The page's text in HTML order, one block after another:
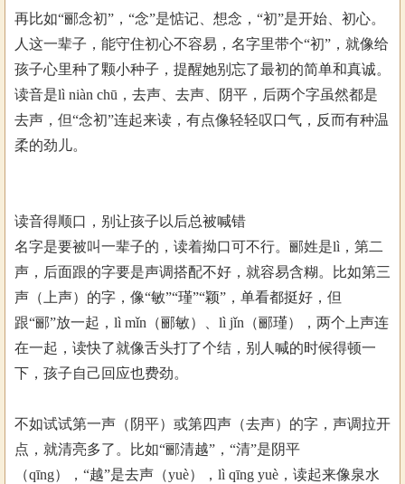
再比如“郦念初”，“念”是惦记、想念，“初”是开始、初心。
人这一辈子，能守住初心不容易，名字里带个“初”，就像给
孩子心里种了颗小种子，提醒她别忘了最初的简单和真诚。
读音是lì niàn chū，去声、去声、阴平，后两个字虽然都是
去声，但“念初”连起来读，有点像轻轻叹口气，反而有种温
柔的劲儿。
读音得顺口，别让孩子以后总被喊错
名字是要被叫一辈子的，读着拗口可不行。郦姓是lì，第二
声，后面跟的字要是声调搭配不好，就容易含糊。比如第三
声（上声）的字，像“敏”“瑾”“颖”，单看都挺好，但
跟“郦”放一起，lì mǐn（郦敏）、lì jǐn（郦瑾），两个上声连
在一起，读快了就像舌头打了个结，别人喊的时候得顿一
下，孩子自己回应也费劲。
不如试试第一声（阴平）或第四声（去声）的字，声调拉开
点，就清亮多了。比如“郦清越”，“清”是阴平
（qīng），“越”是去声（yuè），lì qīng yuè，读起来像泉水